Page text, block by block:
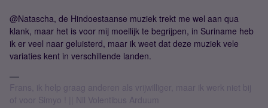
@Natascha, de Hindoestaanse muziek trekt me wel aan qua
klank, maar het is voor mij moeilijk te begrijpen, in Suriname heb
ik er veel naar geluisterd, maar ik weet dat deze muziek vele
variaties kent in verschillende landen.
Frans, ik help graag anderen als vrijwilliger, maar ik werk niet bij
of voor Simyo ! || Nil Volentibus Arduum